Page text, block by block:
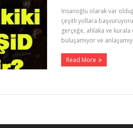
İnsanoğlu olarak var
çeşitli yollara
gerçeğe, ahlaka ve
buluşamıyor ve
Read More